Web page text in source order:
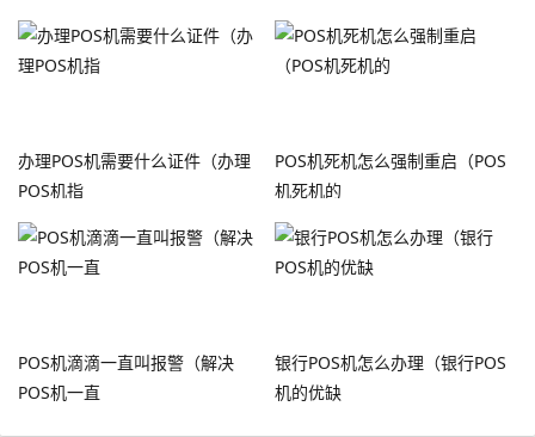
办理POS机需要什么证件（办理
POS机指
POS机死机怎么强制重启（POS
机死机的
POS机滴滴一直叫报警（解决
POS机一直
银行POS机怎么办理（银行POS
机的优缺